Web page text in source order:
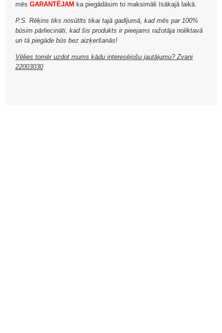
mēsGARANTĒJAM ka piegādāsim to maksimāli īsākajā laikā.
P.S. Rēķins tiks nosūtīts tikai tajā gadījumā, kad mēs par 100%
būsim pārliecināti, kad šis produkts ir pieejams ražotāja noliktavā
un tā piegāde būs bez aizķeršanās!
Vēlies tomēr uzdot mums kādu interesējošu jautājumu? Zvani
22003030